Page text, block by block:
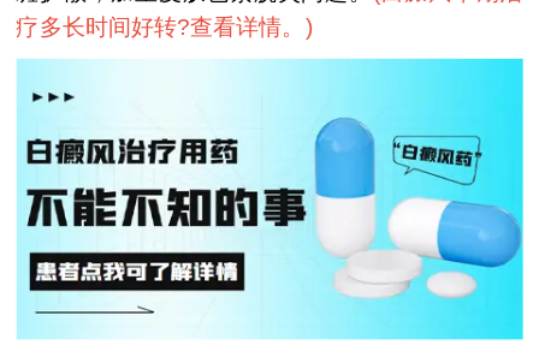
疗多长时间好转?查看详情。 )